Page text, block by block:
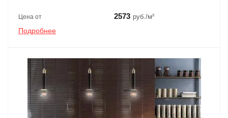
Цена от 2573 руб./м²
Подробнее